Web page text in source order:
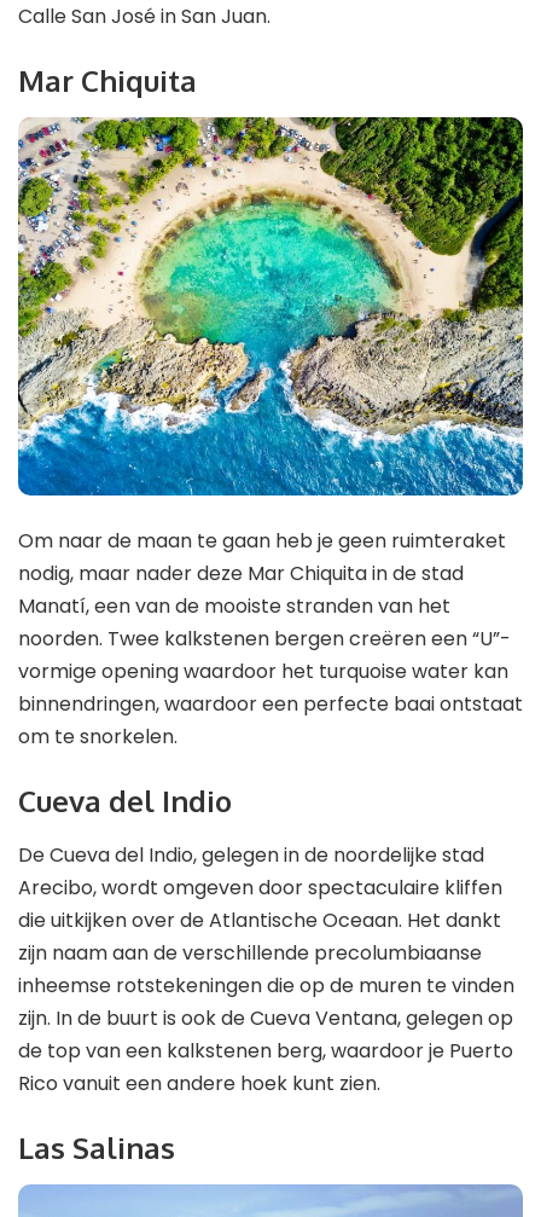
Calle San José in San Juan.
Mar Chiquita
Om naar de maan te gaan heb je geen ruimteraket
nodig, maar nader deze Mar Chiquita in de stad
Manatí, een van de mooiste stranden van het
noorden. Twee kalkstenen bergen creëren een “U”-
vormige opening waardoor het turquoise water kan
binnendringen, waardoor een perfecte baai ontstaat
om te snorkelen.
Cueva del Indio
De Cueva del Indio, gelegen in de noordelijke stad
Arecibo, wordt omgeven door spectaculaire kliffen
die uitkijken over de Atlantische Oceaan. Het dankt
zijn naam aan de verschillende precolumbiaanse
inheemse rotstekeningen die op de muren te vinden
zijn. In de buurt is ook de Cueva Ventana, gelegen op
de top van een kalkstenen berg, waardoor je Puerto
Rico vanuit een andere hoek kunt zien.
Las Salinas